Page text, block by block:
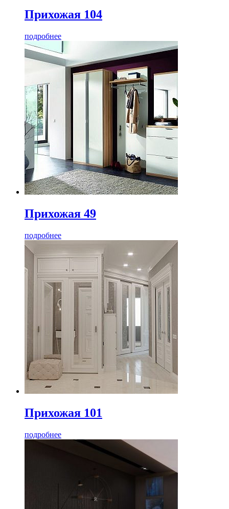
Прихожая 104
подробнее
Прихожая 49
подробнее
Прихожая 101
подробнее